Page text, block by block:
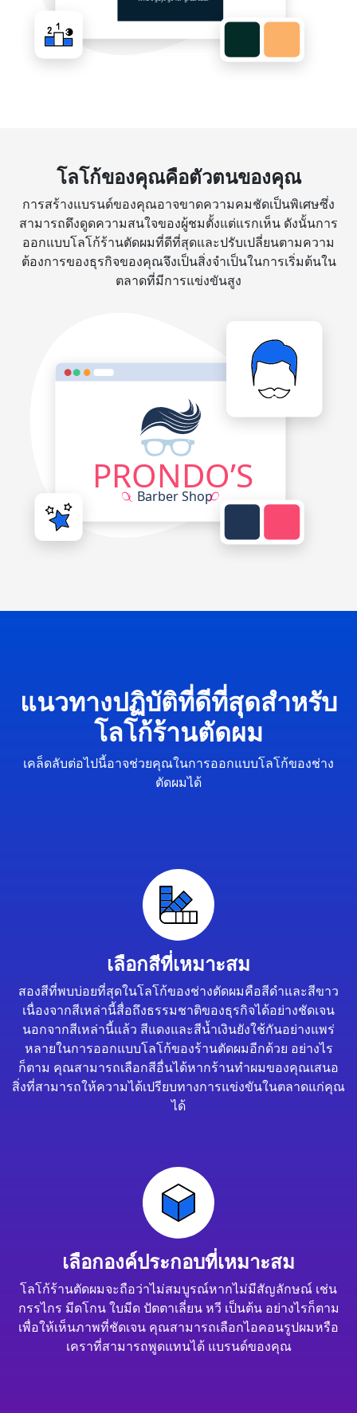
โลโก้ของคุณคือตัวตนของคุณ
การสร้างแบรนด์ของคุณอาจขาดความคมชัดเป็นพิเศษซึ่ง
สามารถดึงดูดความสนใจของผู้ชมตั้งแต่แรกเห็น ดังนั้นการ
ออกแบบโลโก้ร้านตัดผมที่ดีที่สุดและปรับเปลี่ยนตามความ
ต้องการของธุรกิจของคุณจึงเป็นสิ่งจำเป็นในการเริ่มต้นใน
ตลาดที่มีการแข่งขันสูง
แนวทางปฏิบัติที่ดีที่สุดสำหรับ
โลโก้ร้านตัดผม
เคล็ดลับต่อไปนี้อาจช่วยคุณในการออกแบบโลโก้ของช่าง
ตัดผมได้
เลือกสีที่เหมาะสม
สองสีที่พบบ่อยที่สุดในโลโก้ของช่างตัดผมคือสีดำและสีขาว
เนื่องจากสีเหล่านี้สื่อถึงธรรมชาติของธุรกิจได้อย่างชัดเจน
นอกจากสีเหล่านี้แล้ว สีแดงและสีน้ำเงินยังใช้กันอย่างแพร่
หลายในการออกแบบโลโก้ของร้านตัดผมอีกด้วย อย่างไร
ก็ตาม คุณสามารถเลือกสีอื่นได้หากร้านทำผมของคุณเสนอ
สิ่งที่สามารถให้ความได้เปรียบทางการแข่งขันในตลาดแก่คุณ
ได้
เลือกองค์ประกอบที่เหมาะสม
โลโก้ร้านตัดผมจะถือว่าไม่สมบูรณ์หากไม่มีสัญลักษณ์ เช่น
กรรไกร มีดโกน ใบมีด ปัตตาเลี่ยน หวี เป็นต้น อย่างไรก็ตาม
เพื่อให้เห็นภาพที่ชัดเจน คุณสามารถเลือกไอคอนรูปผมหรือ
เคราที่สามารถพูดแทนได้ แบรนด์ของคุณ